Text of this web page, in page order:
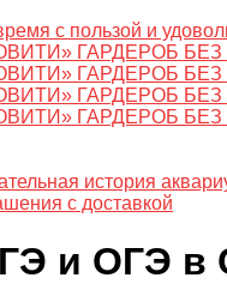
с пользой и
ГАРДЕРОБ
ГАРДЕРОБ
ГАРДЕРОБ
ГАРДЕРОБ
история
с доставкой
и ОГЭ в